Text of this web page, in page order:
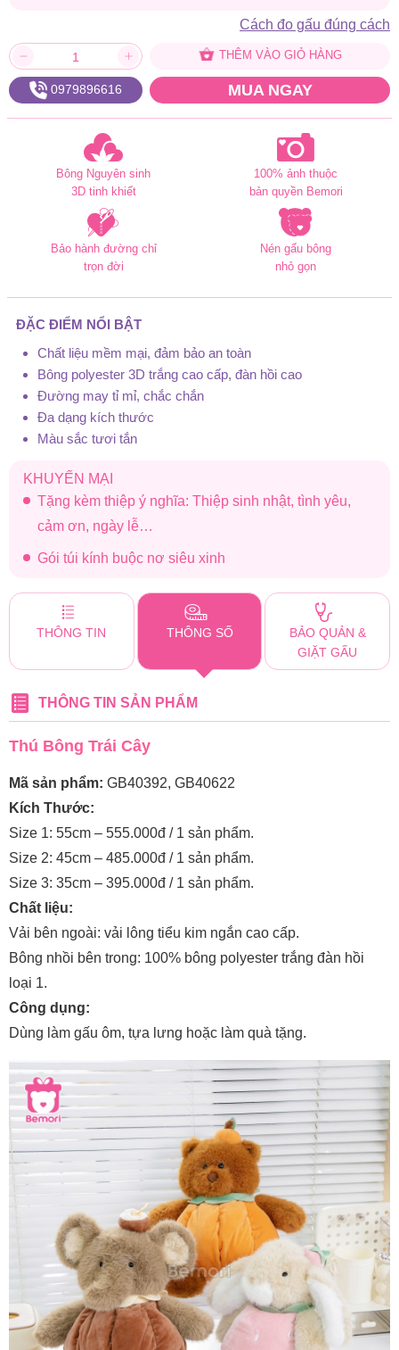
Cách đo gấu đúng cách
THÊM VÀO GIỎ HÀNG
0979896616 MUA NGAY
Bông Nguyên sinh
3D tinh khiết
100% ảnh thuộc
bản quyền Bemori
Bảo hành đường chỉ
trọn đời
Nén gấu bông
nhỏ gọn
ĐẶC ĐIỂM NỔI BẬT
Chất liệu mềm mại, đảm bảo an toàn
Bông polyester 3D trắng cao cấp, đàn hồi cao
Đường may tỉ mỉ, chắc chắn
Đa dạng kích thước
Màu sắc tươi tắn
KHUYẾN MẠI
Tặng kèm thiệp ý nghĩa: Thiệp sinh nhật, tình yêu,
cảm ơn, ngày lễ…
Gói túi kính buộc nơ siêu xinh
THÔNG TIN THÔNG SỐ
BẢO QUẢN &
GIẶT GẤU
THÔNG TIN SẢN PHẨM
Thú Bông Trái Cây
Mã sản phẩm: GB40392, GB40622
Kích Thước:
Size 1: 55cm – 555.000đ / 1 sản phẩm.
Size 2: 45cm – 485.000đ / 1 sản phẩm.
Size 3: 35cm – 395.000đ / 1 sản phẩm.
Chất liệu:
Vải bên ngoài: vải lông tiểu kim ngắn cao cấp.
Bông nhồi bên trong: 100% bông polyester trắng đàn hồi
loại 1.
Công dụng:
Dùng làm gấu ôm, tựa lưng hoặc làm quà tặng.